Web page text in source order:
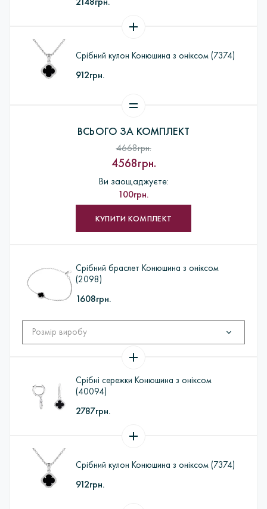
Срібний кулон Конюшина з оніксом (7374)
912грн.
ВСЬОГО ЗА КОМПЛЕКТ
4668грн.
4568грн.
Ви заощаджуєте:
100грн.
КУПИТИ КОМПЛЕКТ
Срібний браслет Конюшина з оніксом
(2098)
1608грн.
Срібні сережки Конюшина з оніксом
(40094)
2787грн.
Срібний кулон Конюшина з оніксом (7374)
912грн.